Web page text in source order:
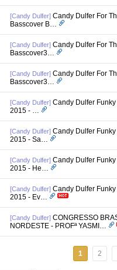
[Candy Dulfer] Candy Dulfer For
Basscover B…
[Candy Dulfer] Candy Dulfer For
Basscover3…
[Candy Dulfer] Candy Dulfer For
Basscover3…
[Candy Dulfer] Candy Dulfer
2015 - …
[Candy Dulfer] Candy Dulfer
2015 - Sa…
[Candy Dulfer] Candy Dulfer
2015 - He…
[Candy Dulfer] Candy Dulfer
2015 - Ev…
[Candy Dulfer] CONGRESSO
NORDESTE - PROFª YASMI…
1 2